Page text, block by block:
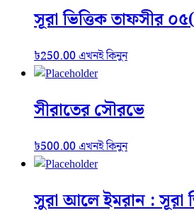
সূরা ভিত্তিক তাফসীর
৳250.00এখনই কিনুন
সীরাতের সৌরভে
৳500.00এখনই কিনুন
সুরা আলে ইমরান : সূরা